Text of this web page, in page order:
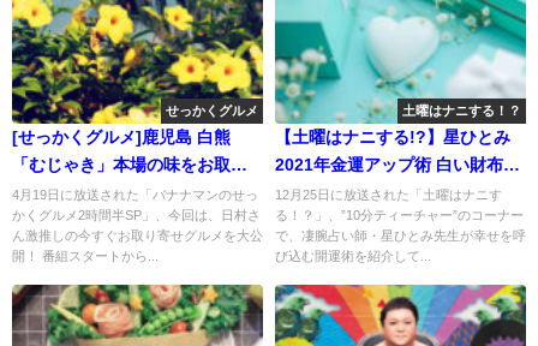
せっかくグルメ
[せっかくグルメ]鹿児島 白熊
「むじゃき」本場の味をお取り
寄せ！
4月19日に放送された「バナナマンのせっ
かくグルメ2時間半SP」、今回は、日村さ
ん激推しの今すぐお取り寄せグルメを大公
開！ 番組スタートから...
土曜はナニする！？
【土曜はナニする!?】星ひとみ
2021年金運アップ術 白い財布が
ベスト
12月25日に放送された「土曜はナニす
る！？」、”10分ティーチャー”のコーナー
で、凄腕占い師・星ひとみ先生が幸せを呼
び込む開運術を紹介して...